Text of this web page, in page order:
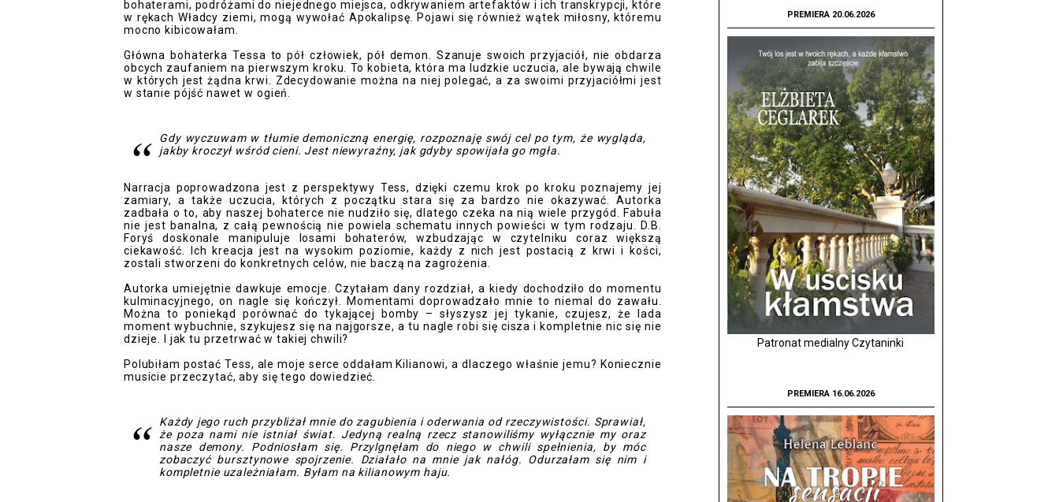
bohaterami, podróżami do niejednego miejsca, odkrywaniem artefaktów i ich transkrypcji, które
w rękach Władcy ziemi, mogą wywołać Apokalipsę. Pojawi się również wątek miłosny, któremu
mocno kibicowałam.
Główna bohaterka Tessa to pół człowiek, pół demon. Szanuje swoich przyjaciół, nie obdarza
obcych zaufaniem na pierwszym kroku. To kobieta, która ma ludzkie uczucia, ale bywają chwile
w których jest żądna krwi. Zdecydowanie można na niej polegać, a za swoimi przyjaciółmi jest
w stanie pójść nawet w ogień.
Gdy wyczuwam w tłumie demoniczną energię, rozpoznaję swój cel po tym, że wygląda,
jakby kroczył wśród cieni. Jest niewyraźny, jak gdyby spowijała go mgła.
Narracja poprowadzona jest z perspektywy Tess, dzięki czemu krok po kroku poznajemy jej
zamiary, a także uczucia, których z początku stara się za bardzo nie okazywać. Autorka
zadbała o to, aby naszej bohaterce nie nudziło się, dlatego czeka na nią wiele przygód. Fabuła
nie jest banalna, z całą pewnością nie powiela schematu innych powieści w tym rodzaju. D.B.
Foryś doskonale manipuluje losami bohaterów, wzbudzając w czytelniku coraz większą
ciekawość. Ich kreacja jest na wysokim poziomie, każdy z nich jest postacią z krwi i kości,
zostali stworzeni do konkretnych celów, nie baczą na zagrożenia.
Autorka umiejętnie dawkuje emocje. Czytałam dany rozdział, a kiedy dochodziło do momentu
kulminacyjnego, on nagle się kończył. Momentami doprowadzało mnie to niemal do zawału.
Można to poniekąd porównać do tykającej bomby – słyszysz jej tykanie, czujesz, że lada
moment wybuchnie, szykujesz się na najgorsze, a tu nagle robi się cisza i kompletnie nic się nie
dzieje. I jak tu przetrwać w takiej chwili?
Polubiłam postać Tess, ale moje serce oddałam Kilianowi, a dlaczego właśnie jemu? Koniecznie
musicie przeczytać, aby się tego dowiedzieć.
Każdy jego ruch przybliżał mnie do zagubienia i oderwania od rzeczywistości. Sprawiał,
że poza nami nie istniał świat. Jedyną realną rzecz stanowiliśmy wyłącznie my oraz
nasze demony. Podniosłam się. Przylgnęłam do niego w chwili spełnienia, by móc
zobaczyć bursztynowe spojrzenie. Działało na mnie jak nałóg. Odurzałam się nim i
kompletnie uzależniałam. Byłam na kilianowym haju.
PREMIERA 20.06.2026
Patronat medialny Czytaninki
PREMIERA 16.06.2026